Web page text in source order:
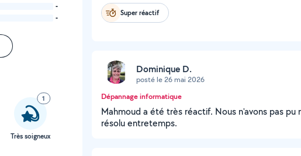
-
-
1
Très soigneux
Super réactif
Dominique D.
posté le 26 mai 2026
Dépannage informatique
Mahmoud a été très réactif. Nous n'avons pas
résolu entretemps.